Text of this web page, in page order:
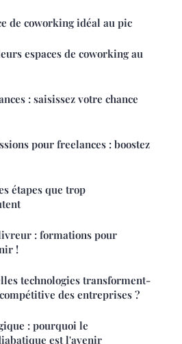
de coworking idéal au pic
espaces de coworking au
: saisissez votre chance
pour freelances : boostez
étapes que trop
: formations pour
!
technologies transforment-
des entreprises ?
: pourquoi le
est l'avenir